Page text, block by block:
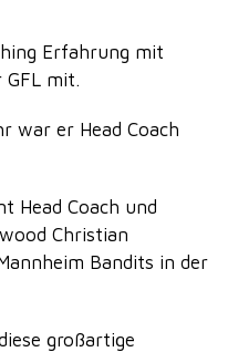
Erfahrung mit
GFL mit.
war er Head Coach
Head Coach und
Christian
Bandits in der
großartige